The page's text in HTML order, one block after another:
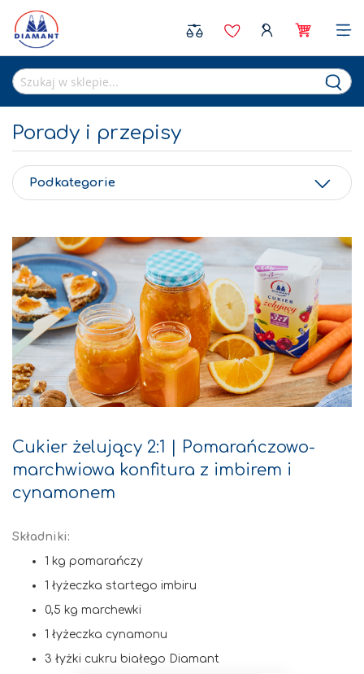
Porady i przepisy
Cukier żelujący 2:1 | Pomarańczowo-
marchwiowa konfitura z imbirem i
cynamonem
Składniki:
1 kg pomarańczy
1 łyżeczka startego imbiru
0,5 kg marchewki
1 łyżeczka cynamonu
3 łyżki cukru białego Diamant
Podkategorie